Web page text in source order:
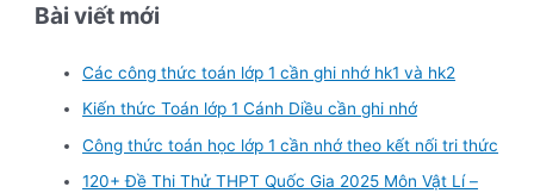
Bài viết mới
Các công thức toán lớp 1 cần ghi nhớ hk1 và hk2
Kiến thức Toán lớp 1 Cánh Diều cần ghi nhớ
Công thức toán học lớp 1 cần nhớ theo kết nối tri thức
120+ Đề Thi Thử THPT Quốc Gia 2025 Môn Vật Lí –